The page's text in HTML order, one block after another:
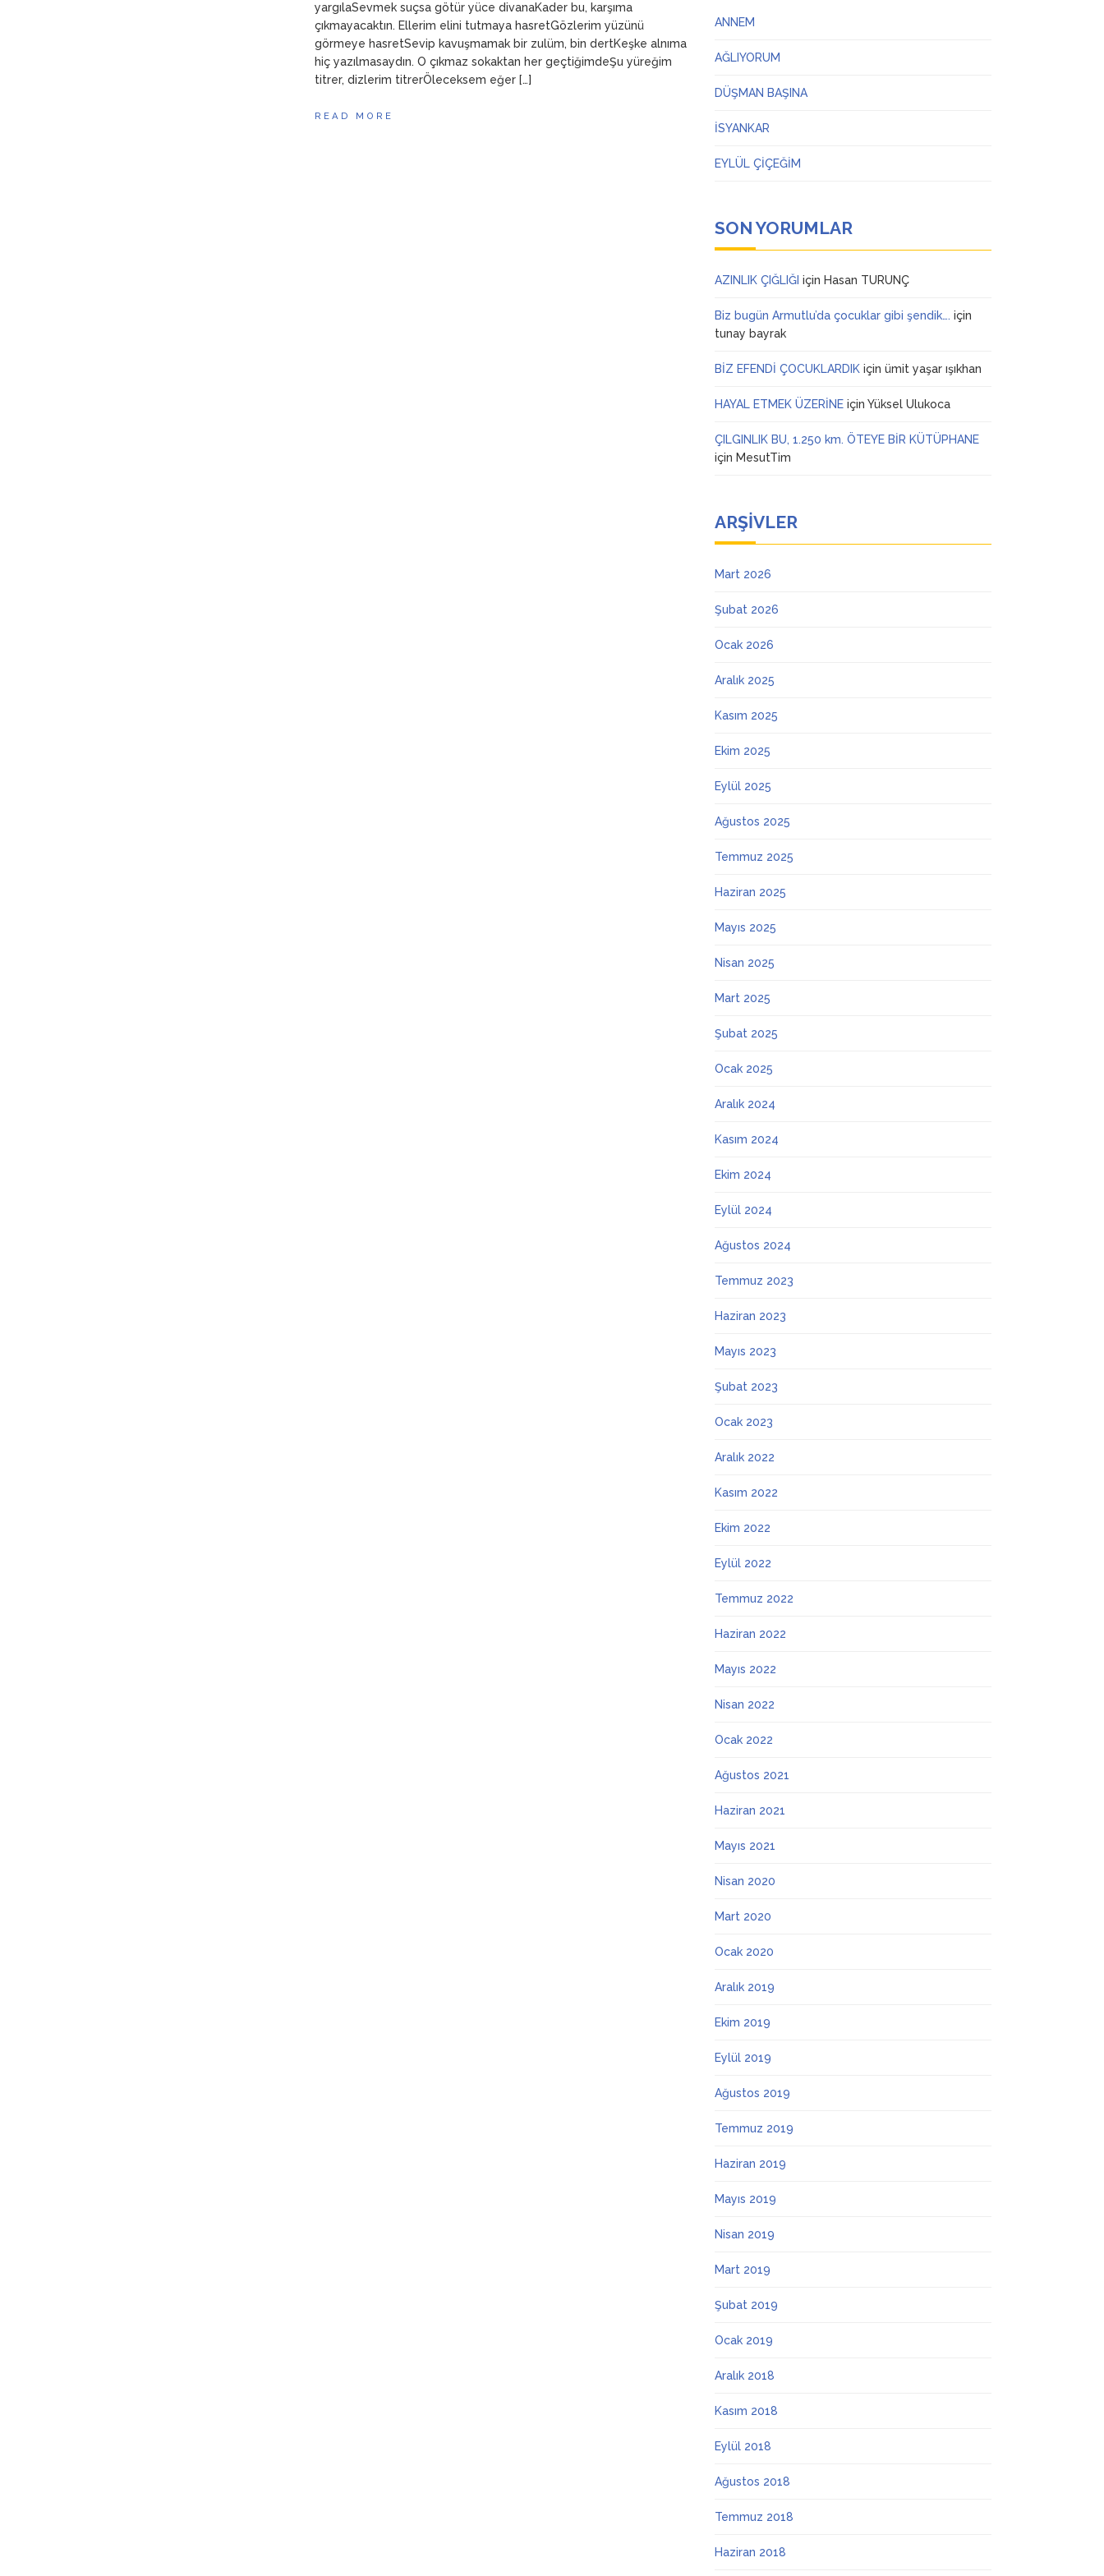
yargılaSevmek suçsa götür yüce divanaKader bu, karşıma
çıkmayacaktın. Ellerim elini tutmaya hasretGözlerim yüzünü
görmeye hasretSevip kavuşmamak bir zulüm, bin dertKeşke alnıma
hiç yazılmasaydın. O çıkmaz sokaktan her geçtiğimdeŞu yüreğim
titrer, dizlerim titrerÖleceksem eğer […]
READ MORE
ANNEM
AĞLIYORUM
DÜŞMAN BAŞINA
İSYANKAR
EYLÜL ÇİÇEĞİM
SON YORUMLAR
AZINLIK ÇIĞLIĞI için Hasan TURUNÇ
Biz bugün Armutlu’da çocuklar gibi şendik…. için
tunay bayrak
BİZ EFENDİ ÇOCUKLARDIK içinümit yaşar ışıkhan
HAYAL ETMEK ÜZERİNE içinYüksel Ulukoca
ÇILGINLIK BU, 1.250 km. ÖTEYE BİR KÜTÜPHANE
için MesutTim
ARŞIVLER
Mart 2026
Şubat 2026
Ocak 2026
Aralık 2025
Kasım 2025
Ekim 2025
Eylül 2025
Ağustos 2025
Temmuz 2025
Haziran 2025
Mayıs 2025
Nisan 2025
Mart 2025
Şubat 2025
Ocak 2025
Aralık 2024
Kasım 2024
Ekim 2024
Eylül 2024
Ağustos 2024
Temmuz 2023
Haziran 2023
Mayıs 2023
Şubat 2023
Ocak 2023
Aralık 2022
Kasım 2022
Ekim 2022
Eylül 2022
Temmuz 2022
Haziran 2022
Mayıs 2022
Nisan 2022
Ocak 2022
Ağustos 2021
Haziran 2021
Mayıs 2021
Nisan 2020
Mart 2020
Ocak 2020
Aralık 2019
Ekim 2019
Eylül 2019
Ağustos 2019
Temmuz 2019
Haziran 2019
Mayıs 2019
Nisan 2019
Mart 2019
Şubat 2019
Ocak 2019
Aralık 2018
Kasım 2018
Eylül 2018
Ağustos 2018
Temmuz 2018
Haziran 2018